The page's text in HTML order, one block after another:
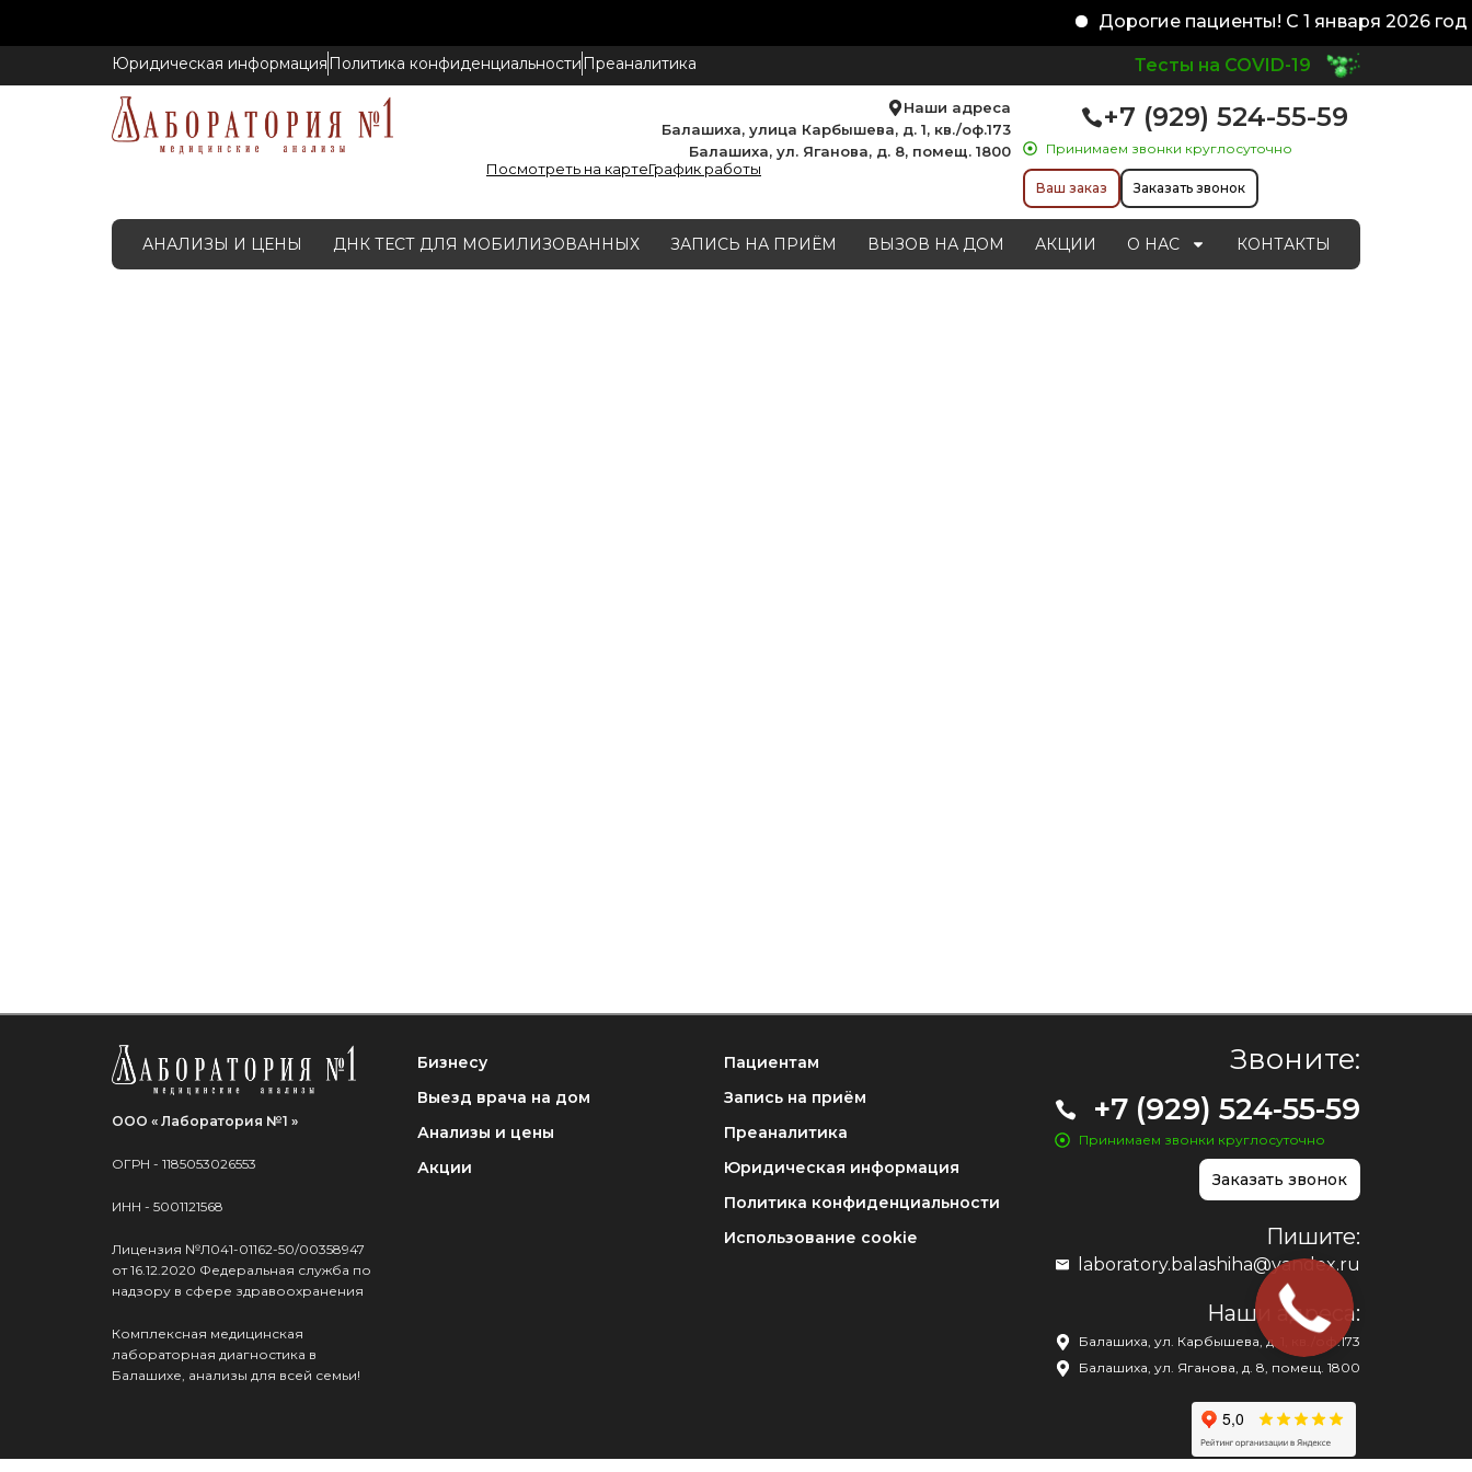
Дорогие пациенты! С 1 января 2026
Юридическая информация Политика конфиденциальности Преаналитика Тесты на COVID-19
Наши адреса
Балашиха, улица Карбышева, д. 1, кв./оф.173
Балашиха, ул. Яганова, д. 8, помещ. 1800
Посмотреть на картеГрафик работы
+7 (929) 524-55-59
Принимаем звонки круглосуточно
Ваш заказ Заказать звонок
АНАЛИЗЫ И ЦЕНЫ ДНК ТЕСТ ДЛЯ МОБИЛИЗОВАННЫХ ЗАПИСЬ НА ПРИЁМ ВЫЗОВ НА ДОМ АКЦИИ О НАС КОНТАКТЫ
ООО « Лаборатория №1 »
ОГРН - 1185053026553
ИНН - 5001121568
Лицензия №Л041-01162-50/00358947
от 16.12.2020 Федеральная служба по
надзору в сфере здравоохранения
Комплексная медицинская
лабораторная диагностика в
Балашихе, анализы для всей семьи!
Бизнесу
Выезд врача на дом
Анализы и цены
Акции
Пациентам
Запись на приём
Преаналитика
Юридическая информация
Политика конфиденциальности
Использование cookie
Звоните:
+7 (929) 524-55-59
Принимаем звонки круглосуточно
Заказать звонок
Пишите:
laboratory.balashiha@yandex.ru
Наши адреса:
Балашиха, ул. Карбышева, д. 1, кв./оф.173
Балашиха, ул. Яганова, д. 8, помещ. 1800